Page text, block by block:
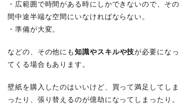
・広範囲で時間がある時にしかできないので、その
間中途半端な空間にいなければならない。
・準備が大変。
などの、その他にも知識やスキルや技が必要になっ
てくる場合もあります。
壁紙を購入したのはいいけど、買って満足してしま
ったり、張り替えるのが億劫になってしまったり。